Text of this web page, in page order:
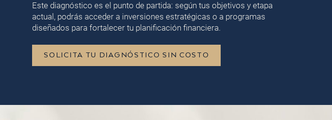
Este diagnóstico es el punto de partida: según tus objetivos y etapa
actual, podrás acceder a inversiones estratégicas o a programas
diseñados para fortalecer tu planificación financiera.
SOLICITA TU DIAGNÓSTICO SIN COSTO